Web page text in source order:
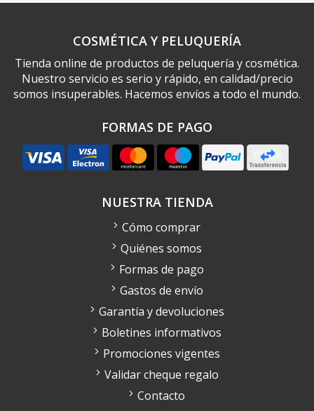
COSMÉTICA Y PELUQUERÍA
Tienda online de productos de peluquería y cosmética.
Nuestro servicio es serio y rápido, en calidad/precio
somos insuperables. Hacemos envíos a todo el mundo.
FORMAS DE PAGO
NUESTRA TIENDA
Cómo comprar
Quiénes somos
Formas de pago
Gastos de envío
Garantía y devoluciones
Boletines informativos
Promociones vigentes
Validar cheque regalo
Contacto